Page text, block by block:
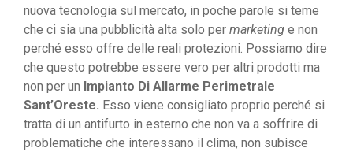
nuova tecnologia sul mercato, in poche parole si teme
che ci sia una pubblicità alta solo per marketing e non
perché esso offre delle reali protezioni. Possiamo dire
che questo potrebbe essere vero per altri prodotti ma
non per un Impianto Di Allarme Perimetrale
Sant’Oreste. Esso viene consigliato proprio perché si
tratta di un antifurto in esterno che non va a soffrire di
problematiche che interessano il clima, non subisce